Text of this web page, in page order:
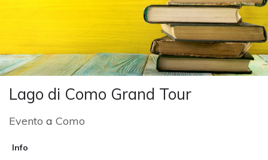
Lago di Como Grand Tour
Evento a Como
Info